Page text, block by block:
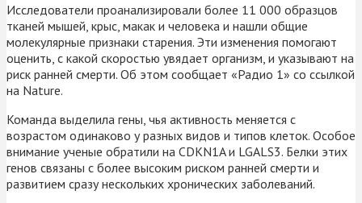
Исследователи проанализировали более 11 000 образцов
тканей мышей, крыс, макак и человека и нашли общие
молекулярные признаки старения. Эти изменения помогают
оценить, с какой скоростью увядает организм, и указывают на
риск ранней смерти. Об этом сообщает «Радио 1» со ссылкой
на Nature.
Команда выделила гены, чья активность меняется с
возрастом одинаково у разных видов и типов клеток. Особое
внимание ученые обратили на CDKN1A и LGALS3. Белки этих
генов связаны с более высоким риском ранней смерти и
развитием сразу нескольких хронических заболеваний.